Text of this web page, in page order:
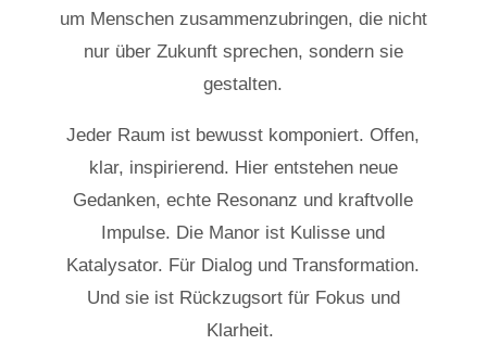
um Menschen zusammenzubringen, die nicht
nur über Zukunft sprechen, sondern sie
gestalten.
Jeder Raum ist bewusst komponiert. Offen,
klar, inspirierend. Hier entstehen neue
Gedanken, echte Resonanz und kraftvolle
Impulse. Die Manor ist Kulisse und
Katalysator. Für Dialog und Transformation.
Und sie ist Rückzugsort für Fokus und
Klarheit.